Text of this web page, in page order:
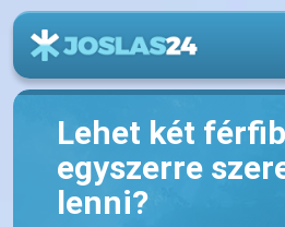
Lehet két
egyszerre
lenni?